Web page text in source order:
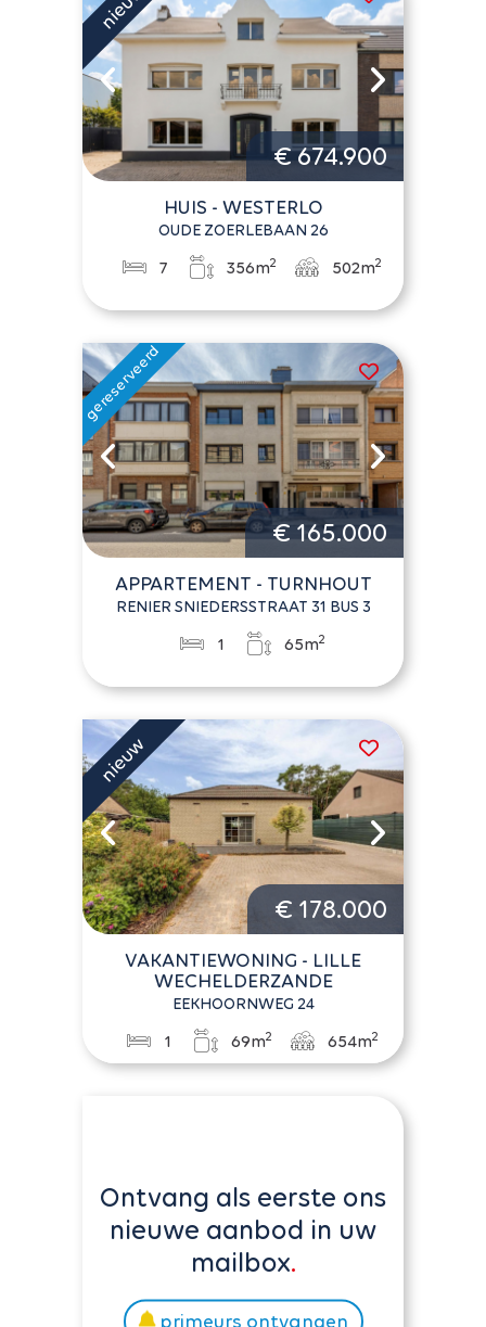
€ 674.900
HUIS - WESTERLO
OUDE ZOERLEBAAN 26
7 356m2 502m2
€ 165.000
APPARTEMENT - TURNHOUT
RENIER SNIEDERSSTRAAT 31 BUS 3
1 65m2
€ 178.000
VAKANTIEWONING - LILLE
WECHELDERZANDE
EEKHOORNWEG 24
1 69m2 654m2
Ontvang als eerste ons
nieuwe aanbod in uw
mailbox
primeurs ontvangen